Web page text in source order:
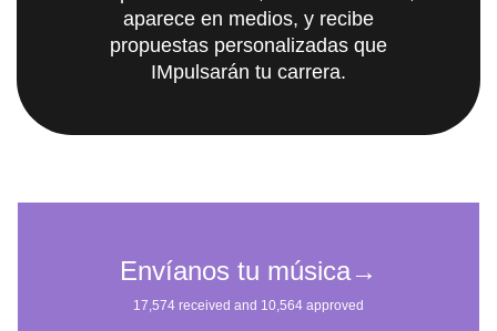
aparece en medios, y recibe
propuestas personalizadas que
IMpulsarán tu carrera.